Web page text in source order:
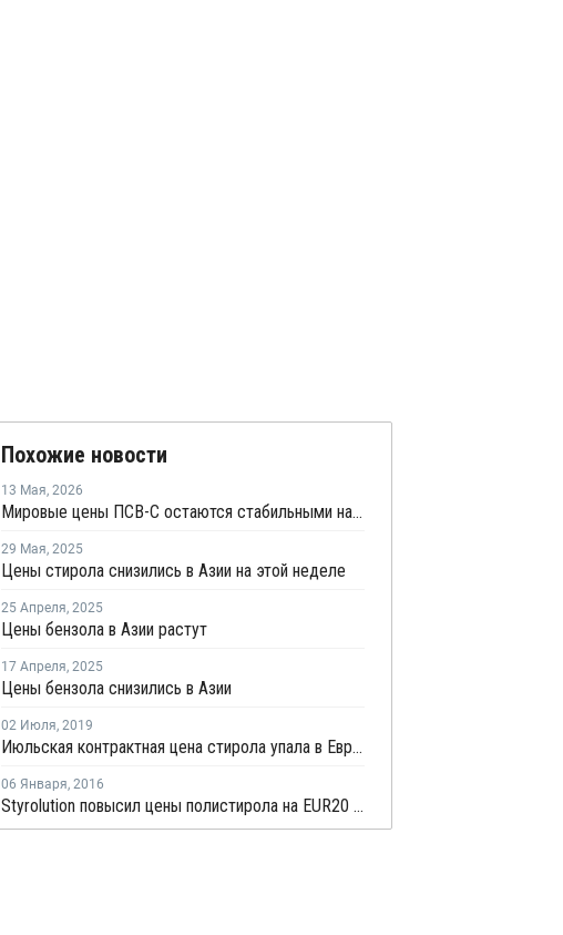
Похожие новости
13 Мая, 2026
Мировые цены ПСВ-С остаются стабильными на фоне слабого спроса
29 Мая, 2025
Цены стирола снизились в Азии на этой неделе
25 Апреля, 2025
Цены бензола в Азии растут
17 Апреля, 2025
Цены бензола снизились в Азии
02 Июля, 2019
Июльская контрактная цена стирола упала в Европе на EUR48 за тонну
06 Января, 2016
Styrolution повысил цены полистирола на EUR20 за тонну в январе